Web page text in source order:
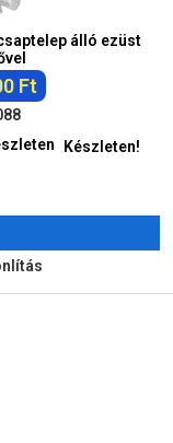
álló ezüst
Ft
Készleten!